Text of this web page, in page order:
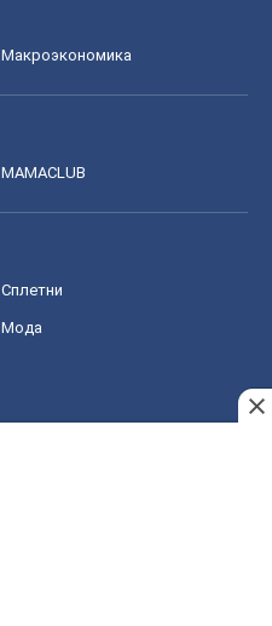
Mакроэкономика
MAMACLUB
Сплетни
Мода